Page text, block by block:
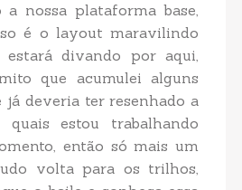
a nossa plataforma base,
é o layout maravilindo
divando por aqui,
que acumulei alguns
deveria ter resenhado a
estou trabalhando
então só mais um
volta para os trilhos,